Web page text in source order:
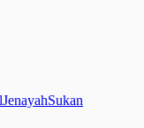
JenayahSukan